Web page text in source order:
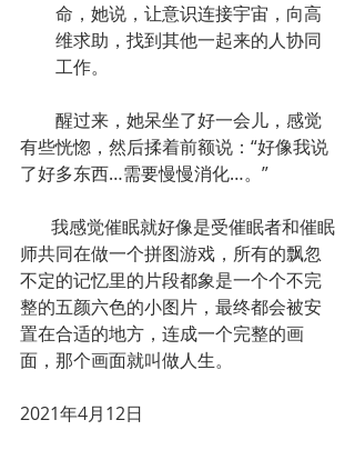
命，她说，让意识连接宇宙，向高
维求助，找到其他一起来的人协同
工作。
醒过来，她呆坐了好一会儿，感觉
有些恍惚，然后揉着前额说：“好像我说
了好多东西…需要慢慢消化…。”
我感觉催眠就好像是受催眠者和催眠
师共同在做一个拼图游戏，所有的飘忽
不定的记忆里的片段都象是一个个不完
整的五颜六色的小图片，最终都会被安
置在合适的地方，连成一个完整的画
面，那个画面就叫做人生。
2021年4月12日